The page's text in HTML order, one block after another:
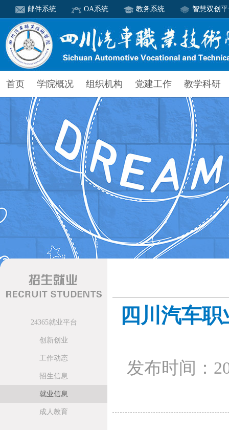
邮件系统 OA系统 教务系统 智慧双创
首页 学院概况 组织机构 党建工作 教学科研
24365就业平台
创新创业
工作动态
招生信息
就业信息
成人教育
四川汽车
发布时间：